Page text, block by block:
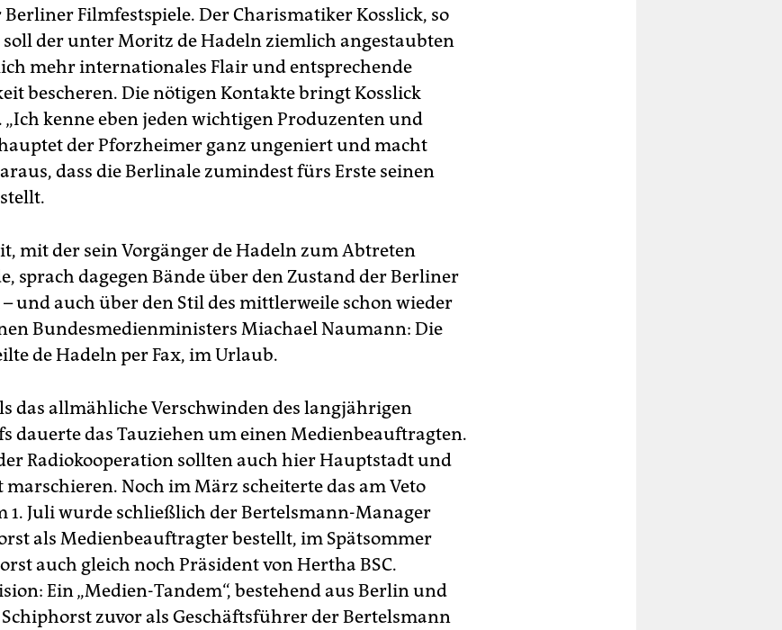
Berliner Filmfestspiele. Der Charismatiker Kosslick, so
der unter Moritz de Hadeln ziemlich angestaubten
mehr internationales Flair und entsprechende
bescheren. Die nötigen Kontakte bringt Kosslick
kenne eben jeden wichtigen Produzenten und
der Pforzheimer ganz ungeniert und macht
dass die Berlinale zumindest fürs Erste seinen
mit der sein Vorgänger de Hadeln zum Abtreten
sprach dagegen Bände über den Zustand der Berliner
und auch über den Stil des mittlerweile schon wieder
Bundesmedienministers Miachael Naumann: Die
de Hadeln per Fax, im Urlaub.
das allmähliche Verschwinden des langjährigen
dauerte das Tauziehen um einen Medienbeauftragten.
Radiokooperation sollten auch hier Hauptstadt und
marschieren. Noch im März scheiterte das am Veto
1. Juli wurde schließlich der Bertelsmann-Manager
als Medienbeauftragter bestellt, im Spätsommer
auch gleich noch Präsident von Hertha BSC.
Ein „Medien-Tandem“, bestehend aus Berlin und
zuvor als Geschäftsführer der Bertelsmann